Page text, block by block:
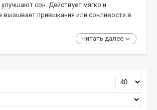
сон. Действует мягко и
вызывает привыкания или сонливости в
Читать далее